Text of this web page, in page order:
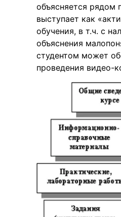
объясняется рядом
выступает как
обучения, в т.ч. с
объяснения
студентом может
проведения видео-